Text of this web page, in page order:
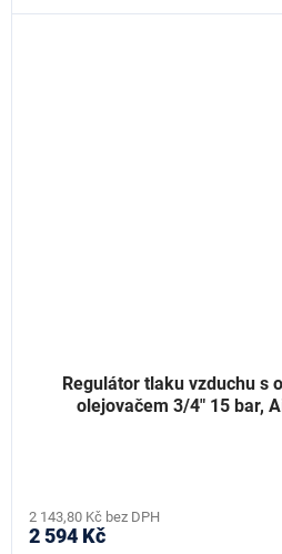
Regulátor tlaku vzduchu s
olejovačem 3/4" 15 bar,
2 143,80 Kč bez DPH
2 594 Kč